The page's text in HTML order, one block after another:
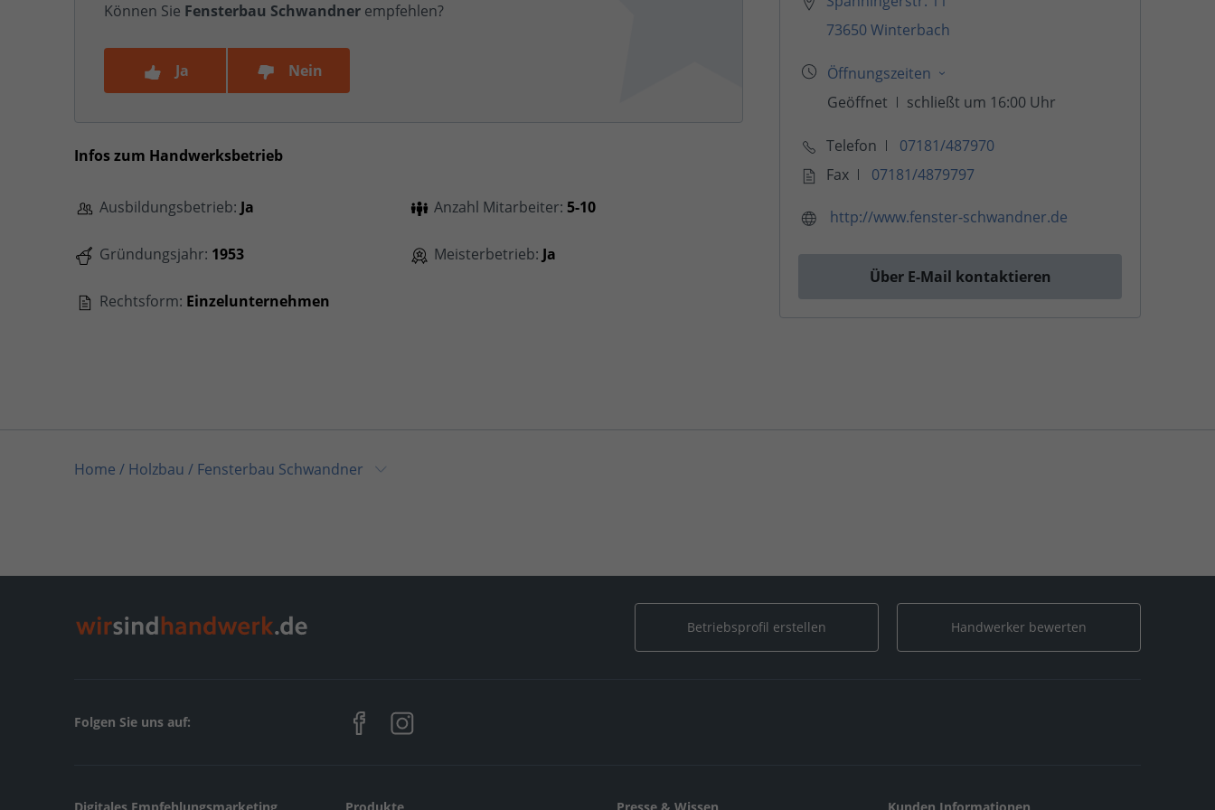
Können Sie Fensterbau Schwandner empfehlen?
Ja Nein
73650 Winterbach
Telefon
07181/487970
Fax
07181/4879797
http://www.fenster-schwandner.de
Über E-Mail kontaktieren
Infos zum Handwerksbetrieb
Ausbildungsbetrieb: Ja Anzahl Mitarbeiter: 5-10
Gründungsjahr: 1953 Meisterbetrieb: Ja
Rechtsform: Einzelunternehmen
Home / Holzbau / Fensterbau Schwandner
Betriebsprofil erstellen Handwerker bewerten
Folgen Sie uns auf:
Digitales Empfehlungsmarketing
Produkte
Presse & Wissen
Kunden Informationen